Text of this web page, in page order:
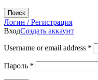
Поиск
Логин / Регистрация
ВходСоздать аккаунт
Username or email address *
Пароль *